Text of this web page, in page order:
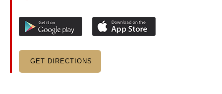
GET DIRECTIONS